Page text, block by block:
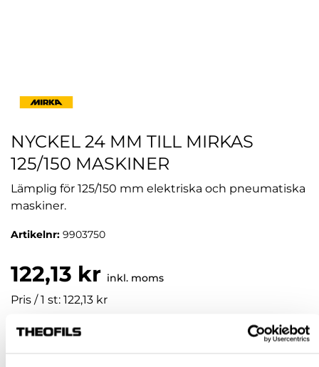
NYCKEL 24 MM TILL MIRKAS
125/150 MASKINER
Lämplig för 125/150 mm elektriska och pneumatiska
maskiner.
Artikelnr: 9903750
122,13 kr inkl. moms
Pris / 1 st: 122,13 kr
st